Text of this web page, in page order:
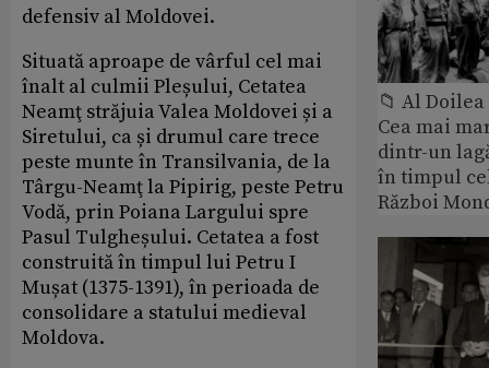
defensiv al Moldovei.
Situată aproape de vârful cel mai
înalt al culmii Pleșului, Cetatea
Neamţ străjuia Valea Moldovei și a
Siretului, ca și drumul care trece
peste munte în Transilvania, de la
Târgu-Neamţ la Pipirig, peste Petru
Vodă, prin Poiana Largului spre
Pasul Tulgheșului. Cetatea a fost
construită în timpul lui Petru I
Mușat (1375-1391), în perioada de
consolidare a statului medieval
Moldova.
📁 Al
Cea mai
dintr-un
în timpul
Război